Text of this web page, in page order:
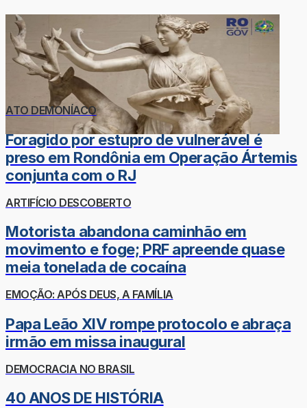
ATO DEMONÍACO
Foragido por estupro de vulnerável é
preso em Rondônia em Operação Ártemis
conjunta com o RJ
ARTIFÍCIO DESCOBERTO
Motorista abandona caminhão em
movimento e foge; PRF apreende quase
meia tonelada de cocaína
EMOÇÃO: APÓS DEUS, A FAMÍLIA
Papa Leão XIV rompe protocolo e abraça
irmão em missa inaugural
DEMOCRACIA NO BRASIL
40 ANOS DE HISTÓRIA